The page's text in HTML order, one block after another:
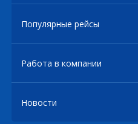
Популярные рейсы
Работа в компании
Новости